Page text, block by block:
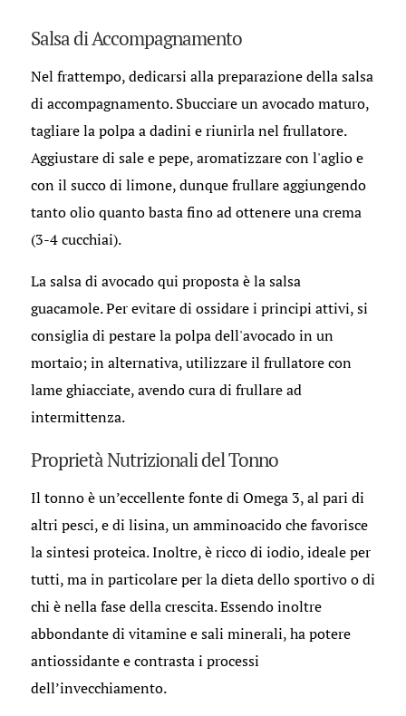
Salsa di Accompagnamento
Nel frattempo, dedicarsi alla preparazione della salsa
di accompagnamento. Sbucciare un avocado maturo,
tagliare la polpa a dadini e riunirla nel frullatore.
Aggiustare di sale e pepe, aromatizzare con l'aglio e
con il succo di limone, dunque frullare aggiungendo
tanto olio quanto basta fino ad ottenere una crema
(3-4 cucchiai).
La salsa di avocado qui proposta è la salsa
guacamole. Per evitare di ossidare i principi attivi, si
consiglia di pestare la polpa dell'avocado in un
mortaio; in alternativa, utilizzare il frullatore con
lame ghiacciate, avendo cura di frullare ad
intermittenza.
Proprietà Nutrizionali del Tonno
Il tonno è un’eccellente fonte di Omega 3, al pari di
altri pesci, e di lisina, un amminoacido che favorisce
la sintesi proteica. Inoltre, è ricco di iodio, ideale per
tutti, ma in particolare per la dieta dello sportivo o di
chi è nella fase della crescita. Essendo inoltre
abbondante di vitamine e sali minerali, ha potere
antiossidante e contrasta i processi
dell’invecchiamento.